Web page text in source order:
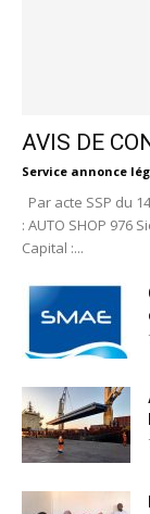
AVIS DE
Service annonce
Par acte SSP du
: AUTO SHOP 976
Capital :...